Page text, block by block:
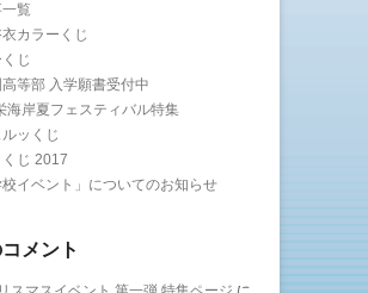
覧
カラーくじ
じ
等部 入学願書受付中
海岸夏フェスティバル特集
ッくじ
じ 2017
校イベント」についてのお知らせ
メント